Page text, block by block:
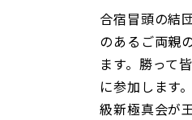
合宿冒頭の結
のあるご両親
ます。勝って
に参加します
級新極真会が